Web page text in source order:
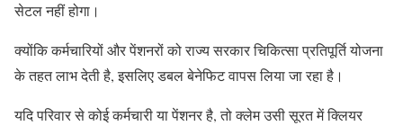
सेटल नहीं होगा।
क्योंकि कर्मचारियों और पेंशनरों को राज्य सरकार चिकित्सा प्रतिपूर्ति योजना
के तहत लाभ देती है, इसलिए डबल बेनेफिट वापस लिया जा रहा है।
यदि परिवार से कोई कर्मचारी या पेंशनर है, तो क्लेम उसी सूरत में क्लियर